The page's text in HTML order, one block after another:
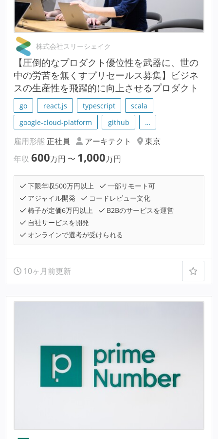
株式会社スリーシェイク
【圧倒的なプロダクト優位性を武器に、世の
中の労苦を無くすプリセールス募集】ビジネ
スの生産性を飛躍的に向上させるプロダクト
go react.js typescript
scala
google-cloud-platform
github …
雇用形態 正社員 アーキテクト
東京
年収 600万円 〜 1,000万円
下限年収500万円以上
一部リモート可
アジャイル開発
コードレビュー文化
椅子が定価6万円以上
B2Bのサービスを運営
自社サービスを開発
オンラインで選考が受けられる
10ヶ月前更新